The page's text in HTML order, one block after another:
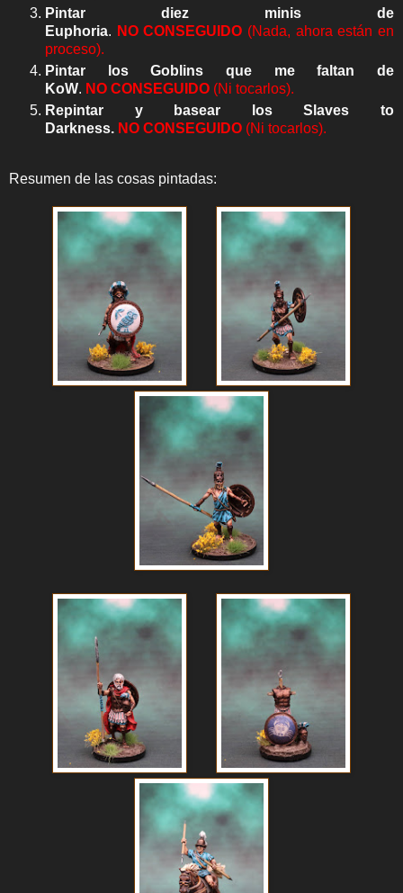
Pintar diez minis de
Euphoria. NO CONSEGUIDO (Nada, ahora están en
proceso).
Pintar los Goblins que me faltan de
KoW. NO CONSEGUIDO (Ni tocarlos).
Repintar y basear los Slaves to
Darkness. NO CONSEGUIDO (Ni tocarlos).
Resumen de las cosas pintadas: